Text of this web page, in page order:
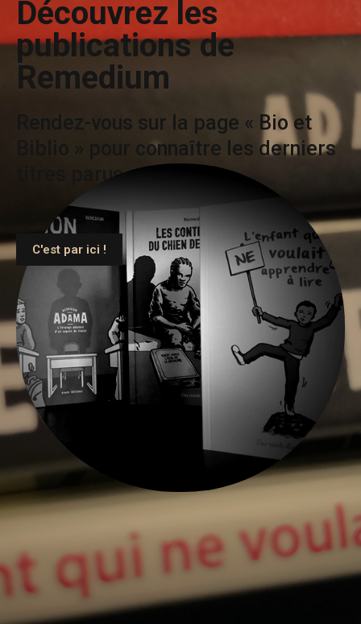
Découvrez les
publications de
Remedium
Rendez-vous sur la page « Bio et
Biblio » pour connaître les derniers
titres parus en librairie.
C'est par ici !
C'est parti !